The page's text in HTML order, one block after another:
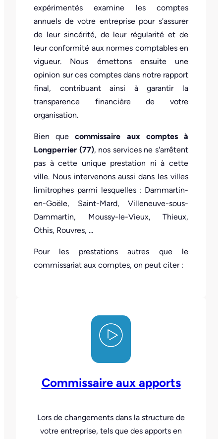
expérimentés examine les comptes
annuels de votre entreprise pour s'assurer
de leur sincérité, de leur régularité et de
leur conformité aux normes comptables en
vigueur. Nous émettons ensuite une
opinion sur ces comptes dans notre rapport
final, contribuant ainsi à garantir la
transparence financière de votre
organisation.
Bien quecommissaire aux comptes à
Longperrier (77), nos services ne s'arrêtent
pas à cette unique prestation ni à cette
ville. Nous intervenons aussi dans les villes
limitrophes parmi lesquelles : Dammartin-
en-Goële, Saint-Mard, Villeneuve-sous-
Dammartin, Moussy-le-Vieux, Thieux,
Othis, Rouvres, ...
Pour les prestations autres que le
commissariat aux comptes, on peut citer :
Commissaire aux apports
Lors de changements dans la structure de
votre entreprise, tels que des apports en